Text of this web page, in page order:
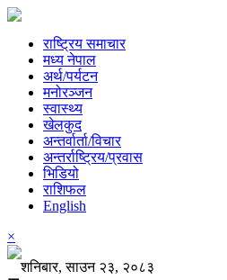
राष्ट्रिय समाचार
मध्य नेपाल
अर्थ/पर्यटन
मनोरञ्जन
स्वास्थ्य
खेलकुद
अन्तर्वार्ता/विचार
अन्तर्राष्ट्रिय/प्रवास
भिडियो
राशिफल
English
×
शनिबार, साउन २३, २०८३